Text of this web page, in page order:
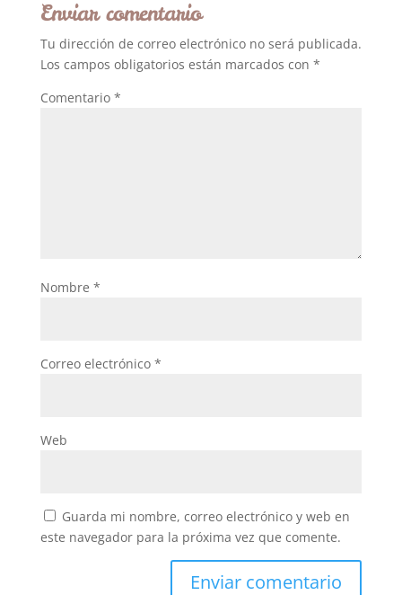
Enviar comentario
Tu dirección de correo electrónico no será publicada.
Los campos obligatorios están marcados con *
Comentario *
Nombre *
Correo electrónico *
Web
Guarda mi nombre, correo electrónico y web en
este navegador para la próxima vez que comente.